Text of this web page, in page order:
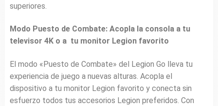
superiores.
Modo Puesto de Combate: Acopla la consola a tu
televisor 4K o a tu monitor Legion favorito
El modo «Puesto de Combate» del Legion Go lleva tu
experiencia de juego a nuevas alturas. Acopla el
dispositivo a tu monitor Legion favorito y conecta sin
esfuerzo todos tus accesorios Legion preferidos. Con